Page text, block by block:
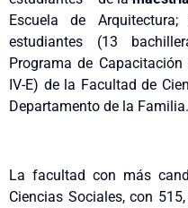
Escuela de
estudiantes (13
Programa de
IV-E) de la Facultad de
Departamento de la Familia.
La facultad con más
Ciencias Sociales, con